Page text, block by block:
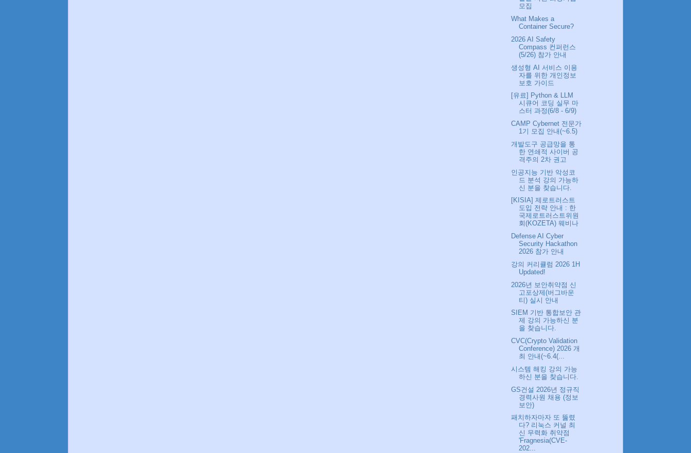
모집
What Makes a
Container Secure?
2026 AI Safety
Compass 컨퍼런스
(5/26) 참가 안내
생성형 AI 서비스 이용
자를 위한 개인정보
보호 가이드
[유료] Python & LLM
시큐어 코딩 실무 마
스터 과정(6/8 - 6/9)
CAMP Cybernet 전문가
1기 모집 안내(~6.5)
개발도구 공급망을 통
한 연쇄적 사이버 공
격주의 2차 권고
인공지능 기반 악성코
드 분석 강의 가능하
신 분을 찾습니다.
[KISIA] 제로트러스트
도입 전략 안내 : 한
국제로트러스트위원
회(KOZETA) 웨비나
Defense AI Cyber
Security Hackathon
2026 참가 안내
강의 커리큘럼 2026 1H
Updated!
2026년 보안취약점 신
고포상제(버그바운
티) 실시 안내
SIEM 기반 통합보안 관
제 강의 가능하신 분
을 찾습니다.
CVC(Crypto Validation
Conference) 2026 개
최 안내(~6.4(...
시스템 해킹 강의 가능
하신 분을 찾습니다.
GS건설 2026년 정규직
경력사원 채용 (정보
보안)
패치하자마자 또 뚫렸
다? 리눅스 커널 최
신 무력화 취약점
'Fragnesia(CVE-
202...